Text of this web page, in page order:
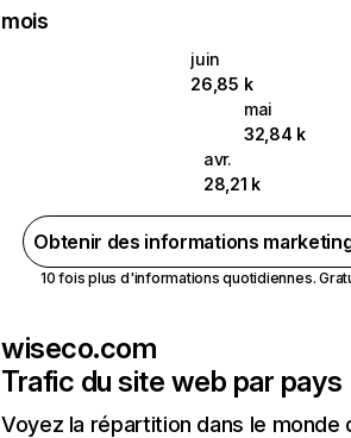
mois
juin
26,85 k
mai
32,84 k
avr.
28,21 k
Obtenir des informations
10 fois plus d'informations quotidiennes.
wiseco.com
Trafic du site web par pays
Voyez la répartition dans le monde